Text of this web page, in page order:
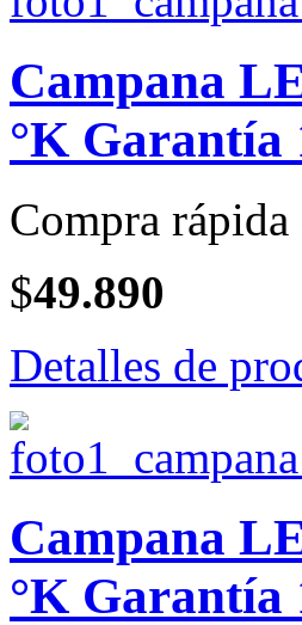
Campana
°K Garantía
Compra rápida
$49.890
Detalles de
Campana
°K Garantía